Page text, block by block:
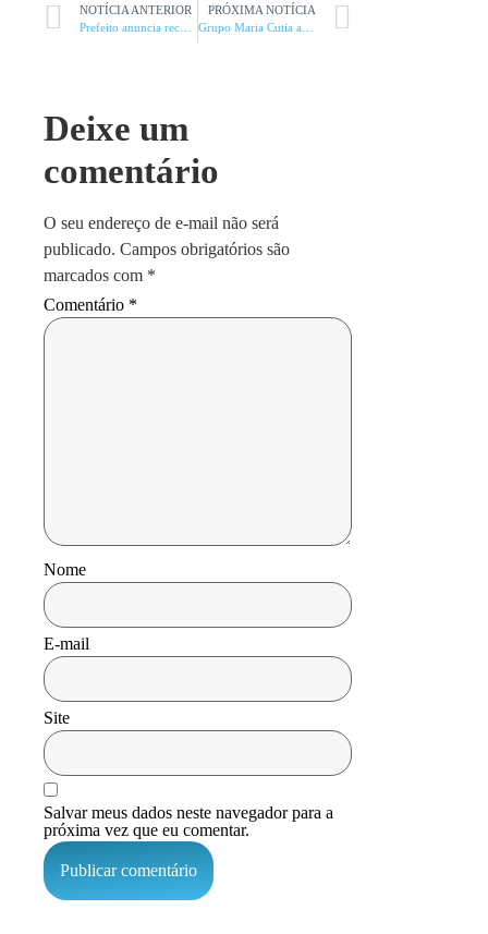
NOTÍCIA ANTERIOR
PRÓXIMA NOTÍCIA
Deixe um
comentário
O seu endereço de e-mail não será
publicado. Campos obrigatórios são
marcados com *
Comentário *
Nome
E-mail
Site
Salvar meus dados neste navegador para a
próxima vez que eu comentar.